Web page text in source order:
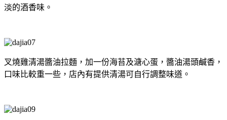
淡的酒香味。
叉燒雞清湯醬油拉麵，加一份海苔及溏心蛋，醬油湯頭鹹香，
口味比較重一些，店內有提供清湯可自行調整味道。